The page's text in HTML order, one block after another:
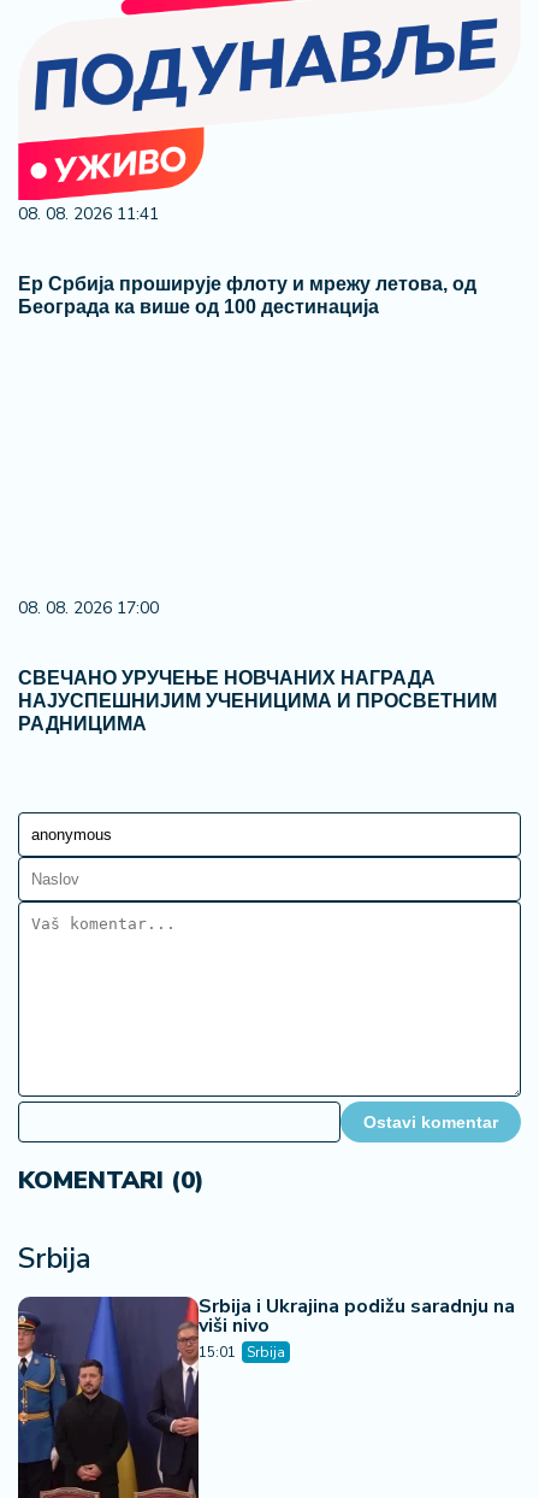
08. 08. 2026 11:41
Ер Србија проширује флоту и мрежу летова, од
Београда ка више од 100 дестинација
08. 08. 2026 17:00
СВЕЧАНО УРУЧЕЊЕ НОВЧАНИХ НАГРАДА
НАЈУСПЕШНИЈИМ УЧЕНИЦИМА И ПРОСВЕТНИМ
РАДНИЦИМА
Ostavi komentar
KOMENTARI (0)
Srbija
Srbija i Ukrajina podižu saradnju na
viši nivo
15:01 Srbija